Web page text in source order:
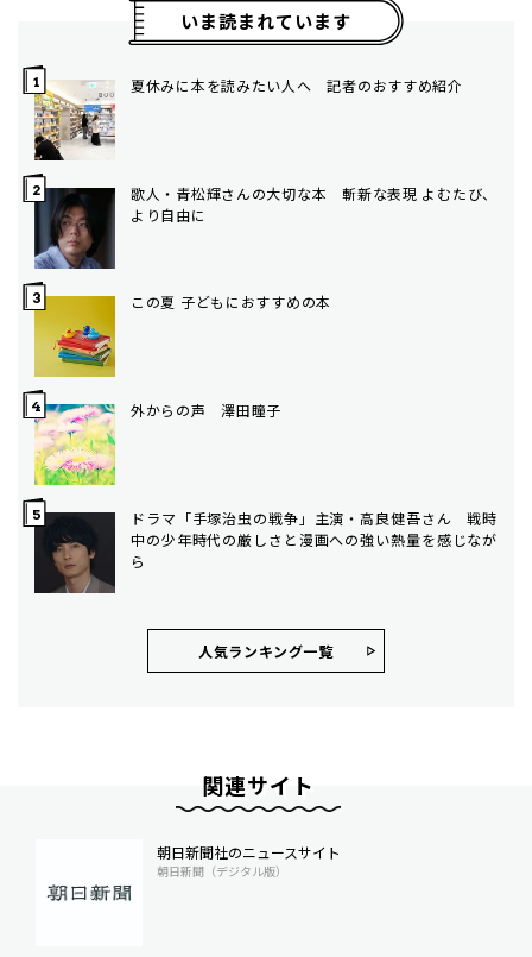
いま読まれています
夏休みに本を読みたい人へ 記者のおすすめ紹介
歌人・青松輝さんの大切な本 斬新な表現 よむたび、
より自由に
この夏 子どもにおすすめの本
外からの声 澤田瞳子
ドラマ「手塚治虫の戦争」主演・高良健吾さん 戦時
中の少年時代の厳しさと漫画への強い熱量を感じなが
ら
人気ランキング⼀覧
関連サイト
朝日新聞社のニュースサイト
朝日新聞（デジタル版）